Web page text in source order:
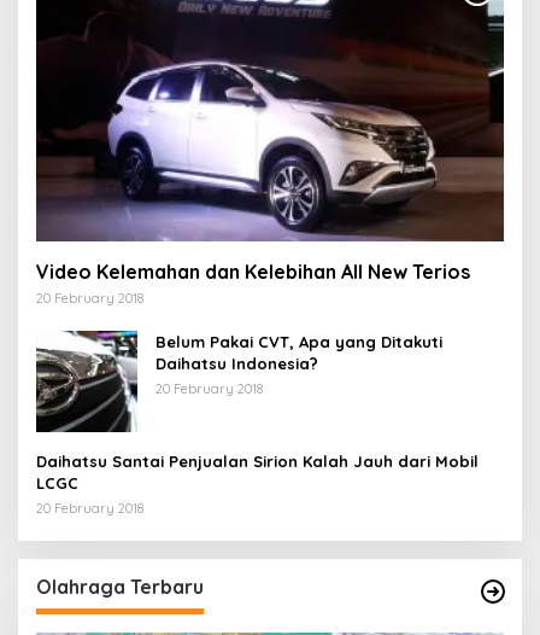
Video Kelemahan dan Kelebihan All New Terios
20 February 2018
Belum Pakai CVT, Apa yang Ditakuti
Daihatsu Indonesia?
20 February 2018
Daihatsu Santai Penjualan Sirion Kalah Jauh dari Mobil
LCGC
20 February 2018
Olahraga Terbaru